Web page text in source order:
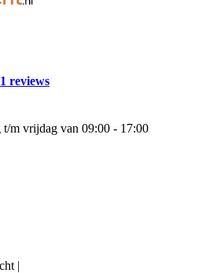
reviews
t/m vrijdag van 09:00 - 17:00
|